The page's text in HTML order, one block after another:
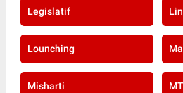
Legislatif
Lounching
Misharti